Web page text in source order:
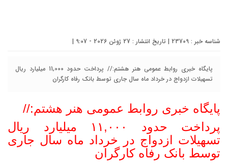
شناسه خبر : 23709 | تاریخ انتشار : 27 ژوئن 2026 - 9:07 |
پایگاه خبری روابط عمومی هنر هشتم:// پرداخت حدود 11,000 میلیارد ریال
تسهیلات ازدواج در خرداد ماه سال جاری توسط بانک رفاه کارگران
پایگاه خبری روابط عمومی هنر هشتم://
پرداخت حدود ۱۱,۰۰۰ میلیارد ریال
تسهیلات ازدواج در خرداد ماه سال جاری
توسط بانک رفاه کارگران